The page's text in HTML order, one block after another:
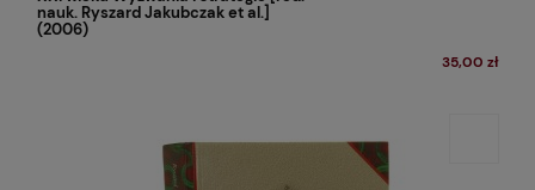
nauk. Ryszard Jakubczak et al.]
(2006)
35,00 zł